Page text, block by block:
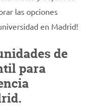
las opciones
en Madrid!
de
para